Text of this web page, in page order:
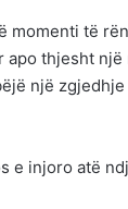
momenti të
apo thjesht
një
e injoro atë